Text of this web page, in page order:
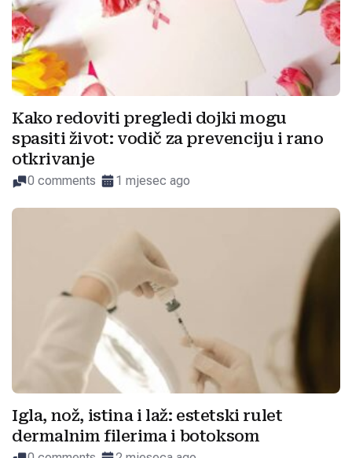
Kako redoviti pregledi dojki mogu
spasiti život: vodič za prevenciju i rano
otkrivanje
0 comments 1 mjesec ago
Igla, nož, istina i laž: estetski rulet
dermalnim filerima i botoksom